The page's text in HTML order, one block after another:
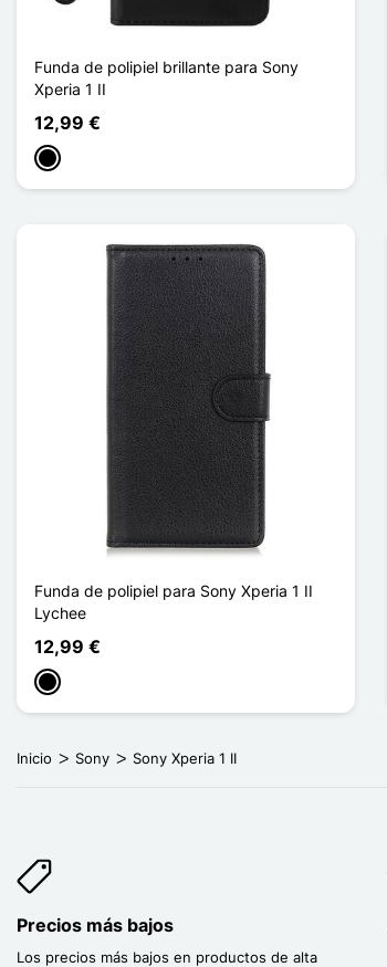
Funda de polipiel brillante para Sony
Xperia 1 II
12,99 €
Negro
Funda de polipiel para Sony Xperia 1 II
Lychee
12,99 €
Negro
Inicio Sony Sony Xperia 1 II
Precios más bajos
Los precios más bajos en productos de alta